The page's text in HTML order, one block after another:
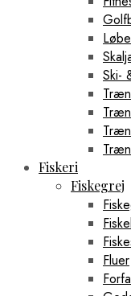
Ski-
Fiskeri
Fiskegrej
Fluer